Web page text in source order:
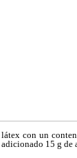
con un
15 g de